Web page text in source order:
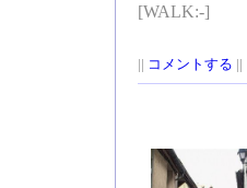
[WALK:-]
|| コメントする ||